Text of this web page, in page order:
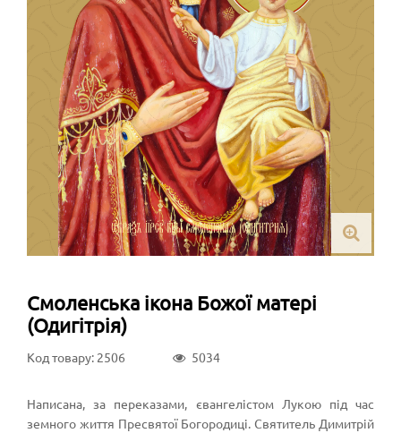
Смоленська ікона Божої матері
(Одигітрія)
Код товару: 2506 5034
Написана, за переказами, євангелістом Лукою під час
земного життя Пресвятої Богородиці. Святитель Димитрій